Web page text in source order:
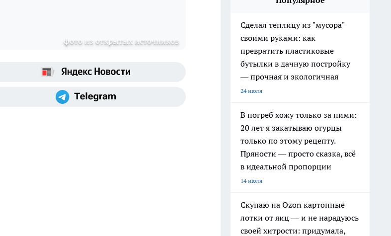
фото из открытых источников
Сделал теплицу из "мусора"
своими руками: как
превратить пластиковые
бутылки в дачную постройку
— прочная и экологичная
24 июля
В погреб хожу только за ними:
20 лет я закатываю огурцы
только по этому рецепту.
Пряности — просто сказка, всё
в идеальной пропорции
14 июля
Скупаю на Ozon картонные
лотки от яиц — и не нарадуюсь
своей хитрости: придумала,